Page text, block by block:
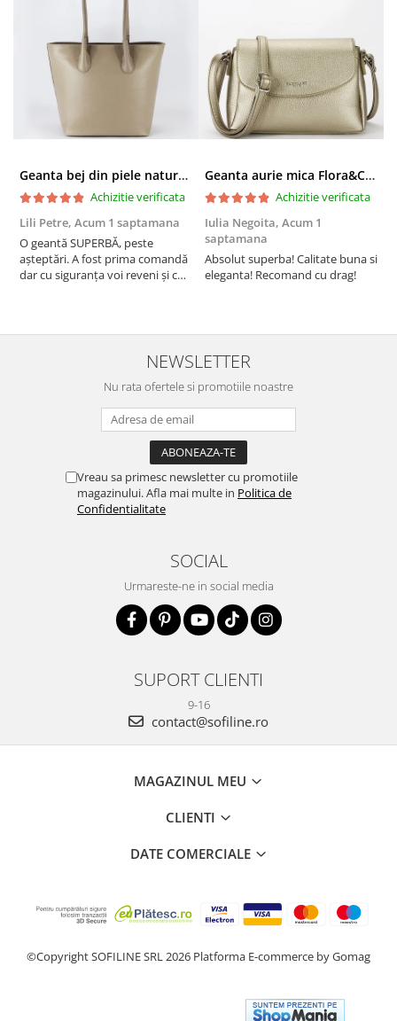
Geanta bej din piele naturala 8966 123
Achizitie verificata
Lili Petre, Acum 1 saptamana
O geantă SUPERBĂ, peste
așteptări. A fost prima comandă
dar cu siguranța voi reveni și cu
doua zi). RECOMAND SOFILINE!!!
Geanta aurie mica Flora&CO Paris H6930 16
Achizitie verificata
Iulia Negoita, Acum 1
saptamana
Absolut superba! Calitate buna si
eleganta! Recomand cu drag!
NEWSLETTER
Nu rata ofertele si promotiile noastre
Vreau sa primesc newsletter cu promotiile
magazinului. Afla mai multe in Politica de
Confidentialitate
SOCIAL
Urmareste-ne in social media
SUPORT CLIENTI
9-16
contact@sofiline.ro
MAGAZINUL MEU
CLIENTI
DATE COMERCIALE
©Copyright SOFILINE SRL 2026 Platforma E-commerce by Gomag